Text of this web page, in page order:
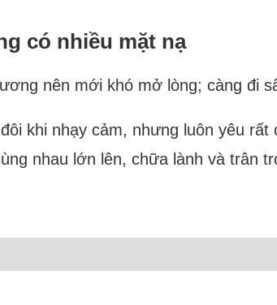
có nhiều mặt nạ
nên mới khó mở lòng; càng đi
khi nhạy cảm, nhưng luôn yêu
nhau lớn lên, chữa lành và trân